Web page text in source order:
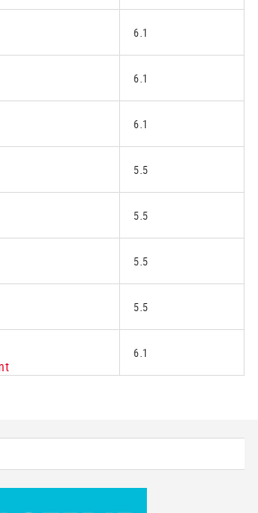
6.1
6.1
6.1
5.5
5.5
5.5
5.5
6.1